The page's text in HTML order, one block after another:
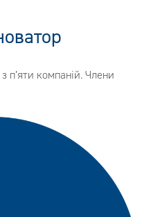
п’яти компаній. Члени